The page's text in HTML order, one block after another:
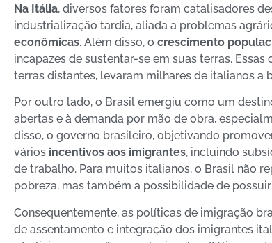
Na Itália, diversos fatores foram catalisadores
industrialização tardia, aliada a problemas
econômicas. Além disso, o crescimento
incapazes de sustentar-se em suas terras.
terras distantes, levaram milhares de italianos a
Por outro lado, o Brasil emergiu como um
abertas e à demanda por mão de obra,
disso, o governo brasileiro, objetivando
vários incentivos aos imigrantes, incluindo
de trabalho. Para muitos italianos, o Brasil não
pobreza, mas também a possibilidade de
Consequentemente, as políticas de imigração
de assentamento e integração dos imigrantes